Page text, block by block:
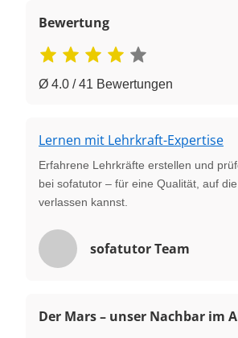
Bewertung
Ø 4.0 / 41 Bewertungen
Lernen mit Lehrkraft-Expertise
Erfahrene Lehrkräfte erstellen und
bei sofatutor – für eine Qualität, auf
verlassen kannst.
sofatutor Team
Der Mars – unser Nachbar im